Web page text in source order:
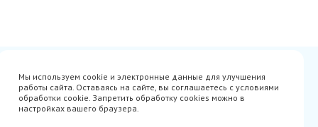
Avito
Акции
Гарантия
Оплата
Производители
Мы используем cookie и электронные данные для улучшения
работы сайта. Оставаясь на сайте, вы соглашаетесь с условиями
обработки cookie. Запретить обработку cookies можно в
настройках вашего браузера.